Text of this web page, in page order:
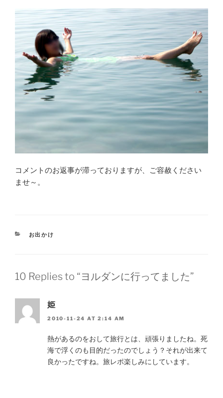
コメントのお返事が滞っておりますが、ご容赦ください
ませ～。
CATEGORIES
お出かけ
10 Replies to “ヨルダンに行ってました”
姫
2010-11-24 AT 2:14 AM
熱があるのをおして旅行とは、頑張りましたね。死
海で浮くのも目的だったのでしょう？それが出来て
良かったですね。旅レポ楽しみにしています。